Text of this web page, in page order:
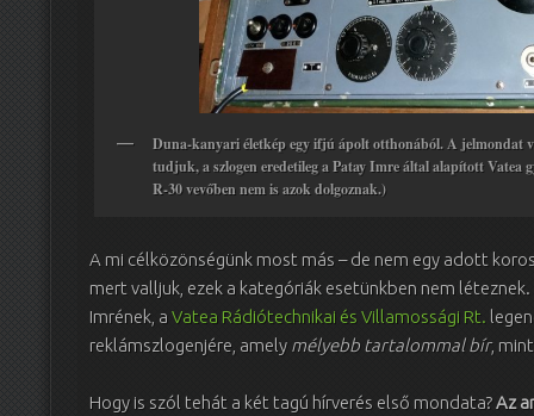
Duna-kanyari életkép egy ifjú ápolt otthonából. A jelmondat
tudjuk, a szlogen eredetileg a Patay Imre által alapított Vatea
R-30 vevőben nem is azok dolgoznak.)
A mi célközönségünk most más – de nem egy adott
mert valljuk, ezek a kategóriák esetünkben nem
Imrének, a Vatea Rádiótechnikai és Villamossági Rt.
reklámszlogenjére, amely mélyebb tartalommal bír,
Hogy is szól tehát a két tagú hírverés első mondata?Az